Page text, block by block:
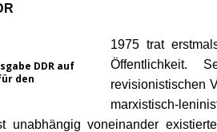
DDR auf
den
1975 trat
Öffentlichkeit.
revisionistischen
marxistisch-
unabhängig voneinander